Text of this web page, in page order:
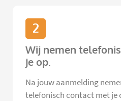
2
Wij nemen
je op.
Na jouw aanmelding
telefonisch contact met je